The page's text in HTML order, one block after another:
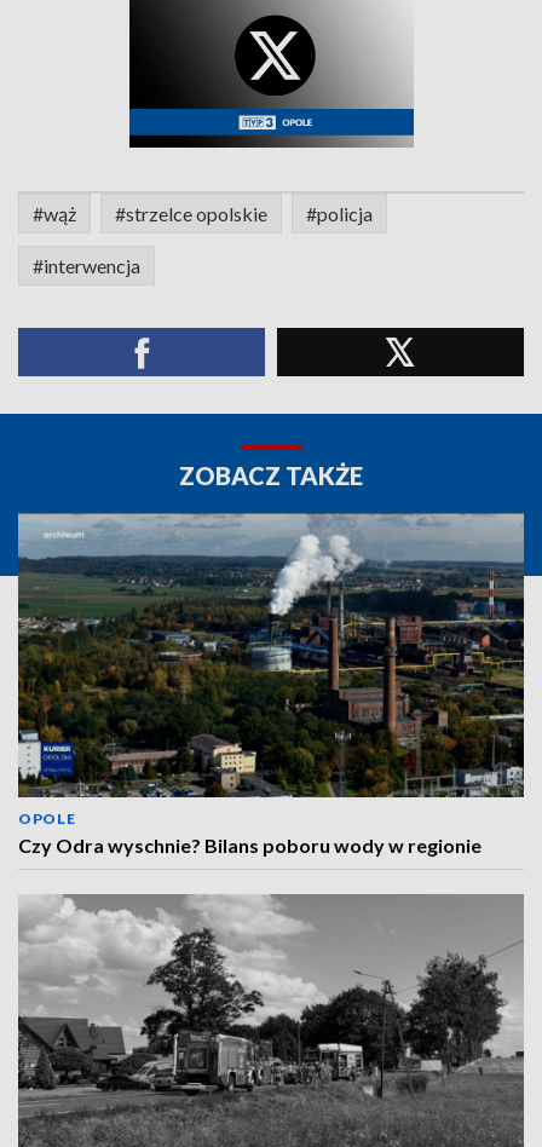
#wąż #strzelce opolskie #policja
#interwencja
ZOBACZ TAKŻE
OPOLE
Czy Odra wyschnie? Bilans poboru wody w regionie